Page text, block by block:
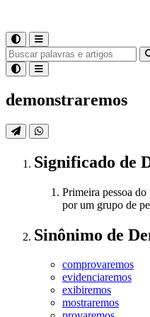
demonstraremos
Significado de
Primeira pessoa
por um grupo de
Sinônimo de
comprovaremos
evidenciaremos
exibiremos
mostraremos